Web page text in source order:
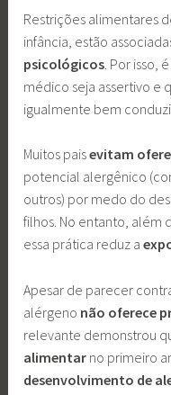
Restrições alimentares
infância, estão
psicológicos . Por
médico seja assertivo e
igualmente bem
Muitos paisevitam
potencial alergênico
outros) por medo do
filhos. No entanto, além
essa prática reduz a
Apesar de parecer
alérgeno não oferece
relevante demonstrou
alimentar no primeiro
desenvolvimento de